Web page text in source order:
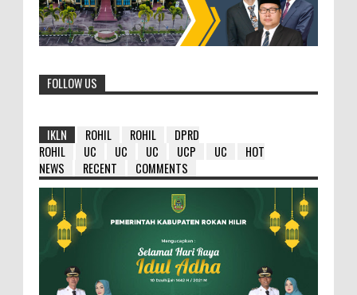
FOLLOW US
IKLN ROHIL ROHIL
DPRD
ROHIL
UC UC UC UCP UC
HOT
NEWS
RECENT COMMENTS